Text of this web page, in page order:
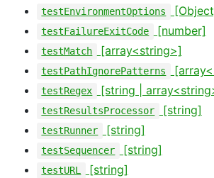
testEnvironmentOptions
testFailureExitCode [number]
testMatch [array<string>]
testPathIgnorePatterns
testRegex [string |
testResultsProcessor [string]
testRunner [string]
testSequencer [string]
testURL [string]